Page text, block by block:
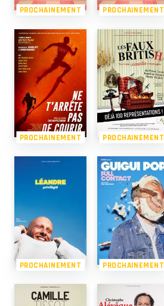
PROCHAINEMENT PROCHAINEMENT
PROCHAINEMENT PROCHAINEMENT
PROCHAINEMENT PROCHAINEMENT